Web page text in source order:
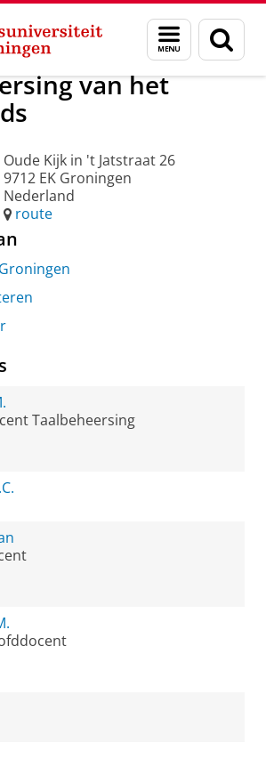
Menu
en
zoeken
zaken Waar vindt u ons
van het
Oude Kijk in 't Jatstraat 26
9712 EK Groningen
Nederland
route
Taalbeheersing